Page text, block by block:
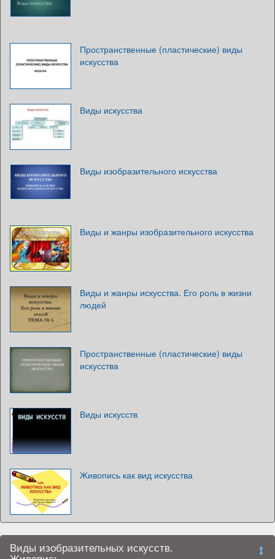
Пространственные (пластические) виды
искусства
Виды искусства
Виды изобразительного искусства
Виды и жанры изобразительного искусства
Виды и жанры искусства. Его роль в жизни
людей
Пространственные (пластические) виды
искусства
Виды искусств
Живопись как вид искусства
Виды изобразительных искусств.